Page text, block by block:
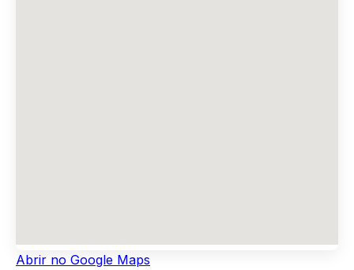
Abrir no Google Maps